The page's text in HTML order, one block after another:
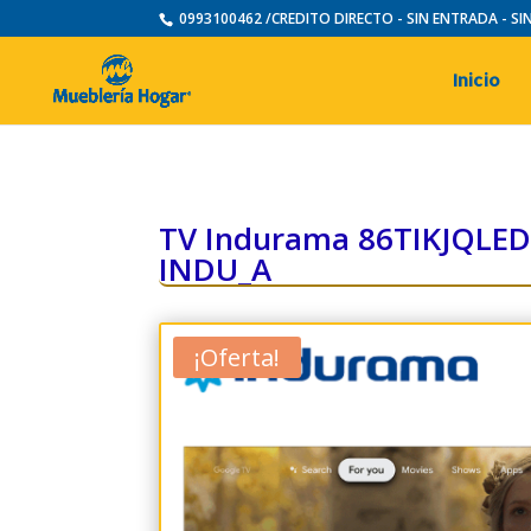
0993100462 /CREDITO DIRECTO - SIN ENTRADA -
Inicio
TV Indurama
INDU_A
¡Oferta!